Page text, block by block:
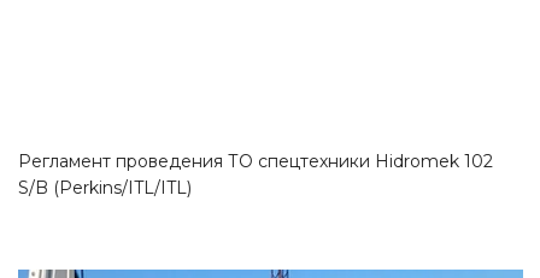
Регламент проведения ТО спецтехники Hidromek 102
S/B (Perkins/ITL/ITL)